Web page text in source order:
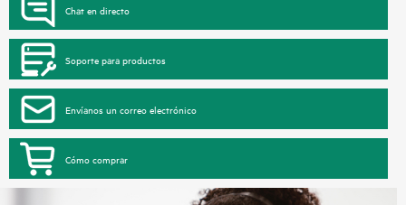
Chat en directo
Soporte para productos
Envíanos un correo electrónico
Cómo comprar